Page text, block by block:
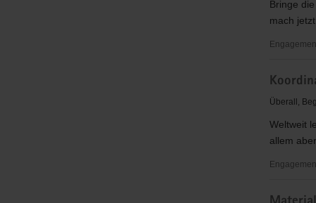
Christen
Bringe
mach
/
verfolgte
Christen
Überall,
Weltweit
allem